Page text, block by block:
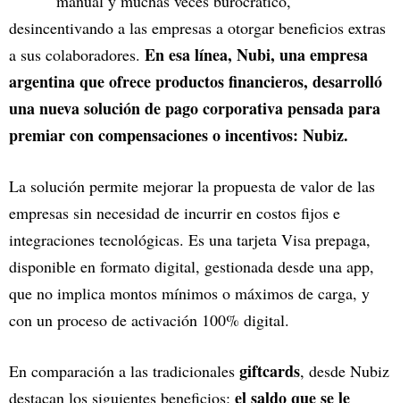
desincentivando a las empresas a otorgar beneficios extras
a sus colaboradores. En esa línea, Nubi, una empresa
argentina que ofrece productos financieros, desarrolló
una nueva solución de pago corporativa pensada para
premiar con compensaciones o incentivos: Nubiz.
La solución permite mejorar la propuesta de valor de las
empresas sin necesidad de incurrir en costos fijos e
integraciones tecnológicas. Es una tarjeta Visa prepaga,
disponible en formato digital, gestionada desde una app,
que no implica montos mínimos o máximos de carga, y
con un proceso de activación 100% digital.
En comparación a las tradicionales giftcards, desde Nubiz
destacan los siguientes beneficios: el saldo que se le